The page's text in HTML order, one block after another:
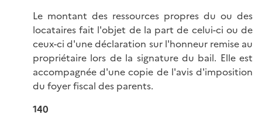
Le montant des ressources propres du ou des
locataires fait l'objet de la part de celui-ci ou de
ceux-ci d'une déclaration sur l'honneur remise au
propriétaire lors de la signature du bail. Elle est
accompagnée d'une copie de l'avis d'imposition
du foyer fiscal des parents.
140